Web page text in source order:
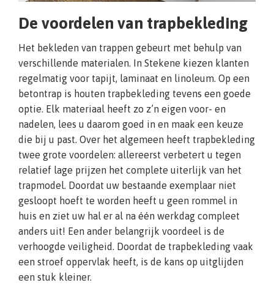
De voordelen van trapbekleding
Het bekleden van trappen gebeurt met behulp van
verschillende materialen. In Stekene kiezen klanten
regelmatig voor tapijt, laminaat en linoleum. Op een
betontrap is houten trapbekleding tevens een goede
optie. Elk materiaal heeft zo z’n eigen voor- en
nadelen, lees u daarom goed in en maak een keuze
die bij u past. Over het algemeen heeft trapbekleding
twee grote voordelen: allereerst verbetert u tegen
relatief lage prijzen het complete uiterlijk van het
trapmodel. Doordat uw bestaande exemplaar niet
gesloopt hoeft te worden heeft u geen rommel in
huis en ziet uw hal er al na één werkdag compleet
anders uit! Een ander belangrijk voordeel is de
verhoogde veiligheid. Doordat de trapbekleding vaak
een stroef oppervlak heeft, is de kans op uitglijden
een stuk kleiner.